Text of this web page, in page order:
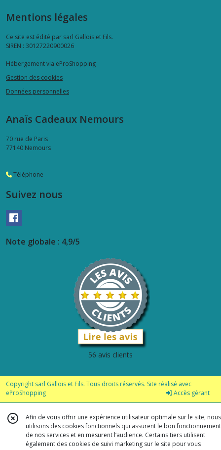
Mentions légales
Ce site est édité par sarl Gallois et Fils.
SIREN : 30127220900026
Hébergement via eProShopping
Gestion des cookies
Données personnelles
Anaïs Cadeaux Nemours
70 rue de Paris
77140 Nemours
Téléphone
Suivez nous
Note globale : 4,9/5
56 avis clients
Copyright sarl Gallois et Fils. Tous droits réservés. Site réalisé avec
eProShopping
Accès gérant
Afin de vous offrir une expérience utilisateur optimale sur le site, nous
utilisons des cookies fonctionnels qui assurent le bon fonctionnement
de nos services et en mesurent l’audience. Certains tiers utilisent
également des cookies de suivi marketing sur le site pour vous